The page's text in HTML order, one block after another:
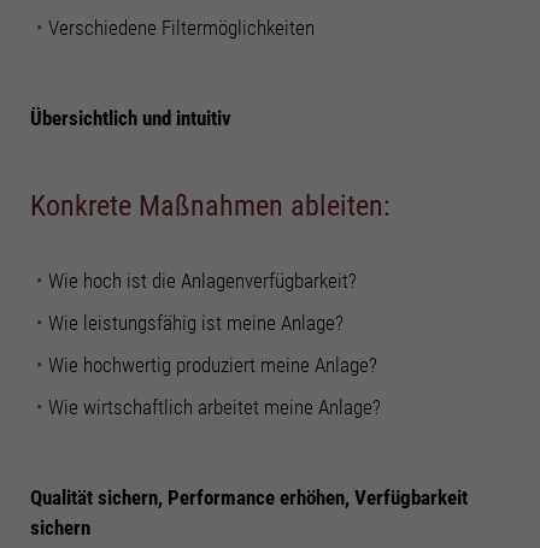
Verschiedene Filtermöglichkeiten
Übersichtlich und intuitiv
Konkrete Maßnahmen ableiten:
Wie hoch ist die Anlagenverfügbarkeit?
Wie leistungsfähig ist meine Anlage?
Wie hochwertig produziert meine Anlage?
Wie wirtschaftlich arbeitet meine Anlage?
Qualität sichern, Performance erhöhen, Verfügbarkeit
sichern